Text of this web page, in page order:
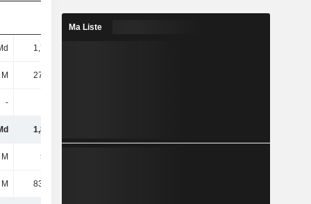
1,79 Md
27,68 M
-
1,82 Md
556 M
83,88 M
Ma Liste